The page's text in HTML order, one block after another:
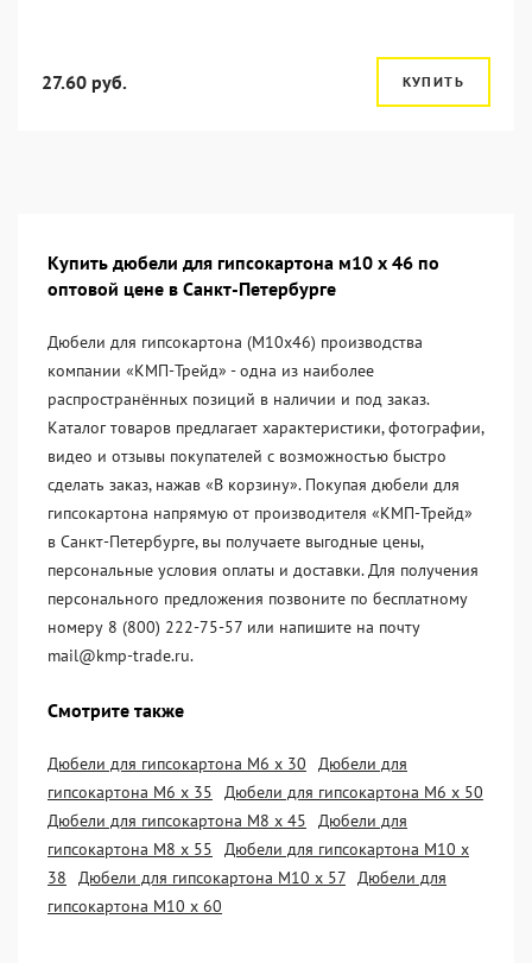
27.60 руб. КУПИТЬ
Купить дюбели для гипсокартона м10 х 46 по
оптовой цене в Санкт-Петербурге
Дюбели для гипсокартона (М10х46) производства
компании «KМП-Трейд» - одна из наиболее
распространённых позиций в наличии и под заказ.
Каталог товаров предлагает характеристики, фотографии,
видео и отзывы покупателей с возможностью быстро
сделать заказ, нажав «В корзину». Покупая дюбели для
гипсокартона напрямую от производителя «KМП-Трейд»
в Санкт-Петербурге, вы получаете выгодные цены,
персональные условия оплаты и доставки. Для получения
персонального предложения позвоните по бесплатному
номеру 8 (800) 222-75-57 или напишите на почту
mail@kmp-trade.ru.
Смотрите также
Дюбели для гипсокартона М6 х 30
Дюбели для
гипсокартона М6 х 35
Дюбели для гипсокартона М6 х 50
Дюбели для гипсокартона М8 х 45
Дюбели для
гипсокартона М8 х 55
Дюбели для гипсокартона М10 х
38
Дюбели для гипсокартона М10 х 57 Дюбели для
гипсокартона М10 х 60